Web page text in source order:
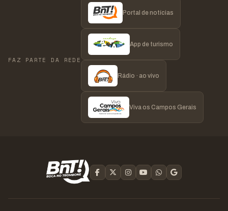
FAZ PARTE DA REDE
Portal de notícias
App de turismo
Rádio · ao vivo
Viva os Campos Gerais